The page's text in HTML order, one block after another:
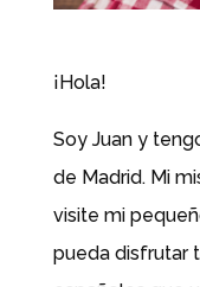
¡Hola!
Soy Juan y
de Madrid. Mi
visite mi
pueda disfrutar